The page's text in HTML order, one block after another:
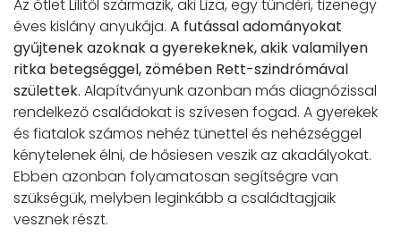
Az ötlet Lilitől származik, aki Liza, egy tündéri, tizenegy
éves kislány anyukája. A futással adományokat
gyűjtenek azoknak a gyerekeknek, akik valamilyen
ritka betegséggel, zömében Rett-szindrómával
születtek. Alapítványunk azonban más diagnózissal
rendelkező családokat is szívesen fogad. A gyerekek
és fiatalok számos nehéz tünettel és nehézséggel
kénytelenek élni, de hősiesen veszik az akadályokat.
Ebben azonban folyamatosan segítségre van
szükségük, melyben leginkább a családtagjaik
vesznek részt.